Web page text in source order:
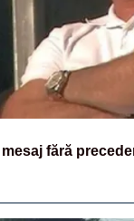
fără